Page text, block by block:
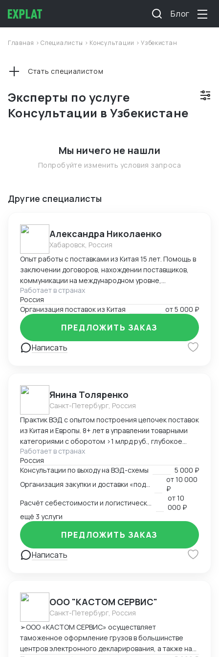
Блог
Главная >Специалисты > Консультации >Узбекистан
Эксперты по услуге
Консультации в Узбекистане
Стать специалистом
Мы ничего не нашли
Попробуйте изменить условия запроса
Другие специалисты
Александра Николаенко
Хабаровск, Россия
Опыт работы с поставками из Китая 15 лет. Помощь в
заключении договоров, нахождении поставщиков,
коммуникации на международном уровне,
понимание рынка, хорошие связи в Китае. Помощь в
организации Доставки. Склады в разных городах
Китая ( Гуанчжоу, суйфеньхе, фуюань) , проверенные
китайские посредники. ЗАВОЗ груза через Москву ,
Владивосток, Уссурийск.
Работает в странах
Россия
Организация поставок из Китая
от5 000 ₽
Написать
ПРЕДЛОЖИТЬ ЗАКАЗ
Янина Толяренко
Санкт-Петербург, Россия
Практик ВЭД с опытом построения цепочек поставок
из Китая и Европы. 8+ лет в управлении товарными
категориями с оборотом >1 млрд руб., глубокое
понимание коммерческой стороны закупок.
Ключевые компетенции: — Организация полного
цикла ВЭД «под ключ»: от поиска поставщика до
доставки на склад клиента — Работа с китайскими
поставщиками: переговоры, контроль качества,
оплата — Таможенное оформление, подбор
сертификации, подготовка документов —
Международная логистика: поиск брокеров, расчёт
маршрутов, мониторинг цен — Расчёт
себестоимости и контроль маржинальности сделок
— Опыт поставок в условиях санкционных
удалённая работа, полная автономность
Работает в странах
Россия
Консультации по выходу на ВЭД-схемы
5 000 ₽
от10 000
₽
от10
000 ₽
ещё 3 услуги
Написать
ПРЕДЛОЖИТЬ ЗАКАЗ
ООО "КАСТОМ СЕРВИС"
Санкт-Петербург, Россия
➢ООО «КАСТОМ СЕРВИС» осуществляет
таможенное оформление грузов в большинстве
центров электронного декларирования, а также на